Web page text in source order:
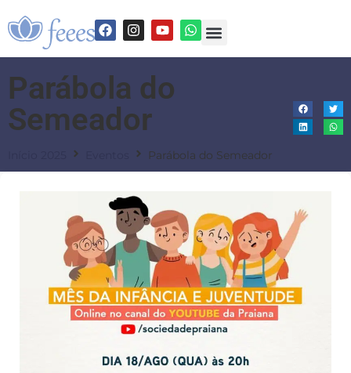
Parábola do
Semeador
Parábola do Semeador